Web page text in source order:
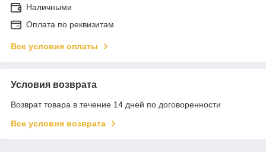
Наличными
Оплата по реквизитам
Все условия оплаты
Условия возврата
Возврат товара в течение 14 дней по договоренности
Все условия возврата